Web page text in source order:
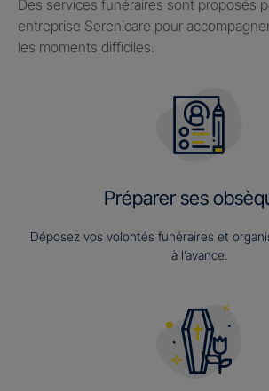
Des services funéraires sont proposés
entreprise Serenicare pour
les moments difficiles.
Préparer ses
Déposez vos volontés funéraires et
à l’avance.